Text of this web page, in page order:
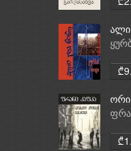
ალი
ორი